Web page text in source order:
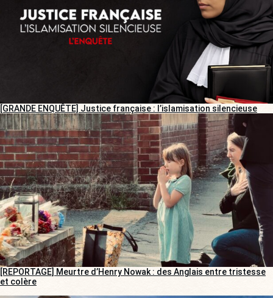
[GRANDE ENQUÊTE] Justice française : l’islamisation silencieuse
[REPORTAGE] Meurtre d’Henry Nowak : des Anglais entre tristesse
et colère